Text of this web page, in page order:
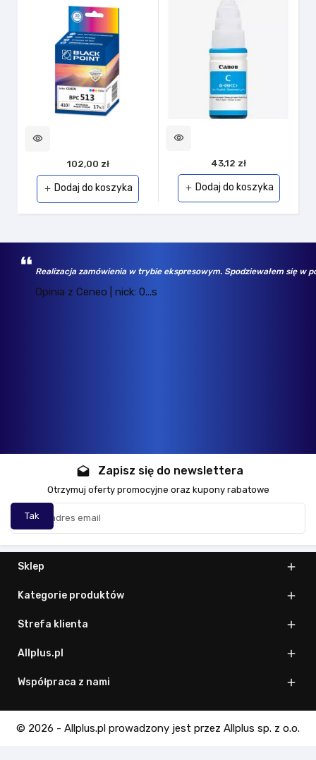
visibility
102,00 zł
add Dodaj do koszyka
visibility
43,12 zł
add Dodaj do koszyka
Realizacja zamówienia w trybie ekspresowym. Spodziewałem się w
Opinia z Ceneo | nick: 0...s
drafts Zapisz się do newslettera
Otrzymuj oferty promocyjne oraz kupony rabatowe
Sklep 
Kategorie produktów 
Strefa klienta 
Allplus.pl 
Współpraca z nami 
© 2026 - Allplus.pl prowadzony jest przez Allplus sp. z o.o.